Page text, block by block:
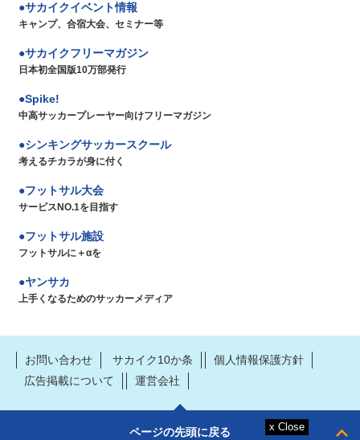
サカイクイベント情報
キャンプ、合宿大会、セミナー等
サカイクフリーマガジン
日本初全国版10万部発行
Spike!
中高サッカープレーヤー向けフリーマガジン
シンキングサッカースクール
考えるチカラが身に付く
フットサル大会
サービスNO.1を目指す
フットサル施設
フットサルに＋αを
ヤンサカ
上手くなるためのサッカーメディア
お問い合わせ サカイク10か条
個人情報保護方針
広告掲載について
運営会社
ページの先頭に戻る